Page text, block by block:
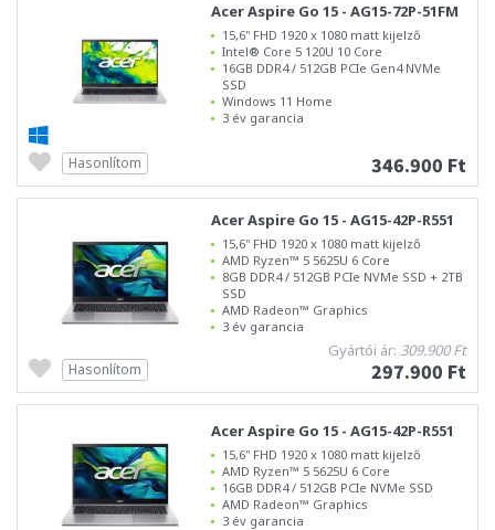
Acer Aspire Go 15 - AG15-72P-51FM
15,6" FHD 1920 x 1080 matt kijelző
Intel® Core 5 120U 10 Core
16GB DDR4 / 512GB PCIe Gen4 NVMe
SSD
Windows 11 Home
3 év garancia
346.900 Ft
Hasonlítom
Acer Aspire Go 15 - AG15-42P-R551
15,6" FHD 1920 x 1080 matt kijelző
AMD Ryzen™ 5 5625U 6 Core
8GB DDR4 / 512GB PCIe NVMe SSD + 2TB
SSD
AMD Radeon™ Graphics
3 év garancia
Gyártói ár: 309.900 Ft
297.900 Ft
Hasonlítom
Acer Aspire Go 15 - AG15-42P-R551
15,6" FHD 1920 x 1080 matt kijelző
AMD Ryzen™ 5 5625U 6 Core
16GB DDR4 / 512GB PCIe NVMe SSD
AMD Radeon™ Graphics
3 év garancia